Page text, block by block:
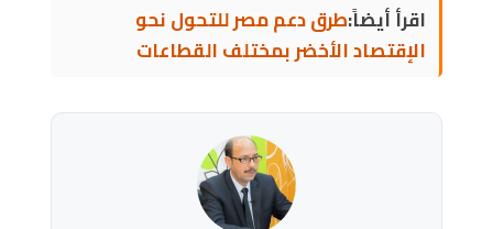
اقرأ أيضاً:طرق دعم مصر للتحول نحو
الإقتصاد الأخضر بمختلف القطاعات